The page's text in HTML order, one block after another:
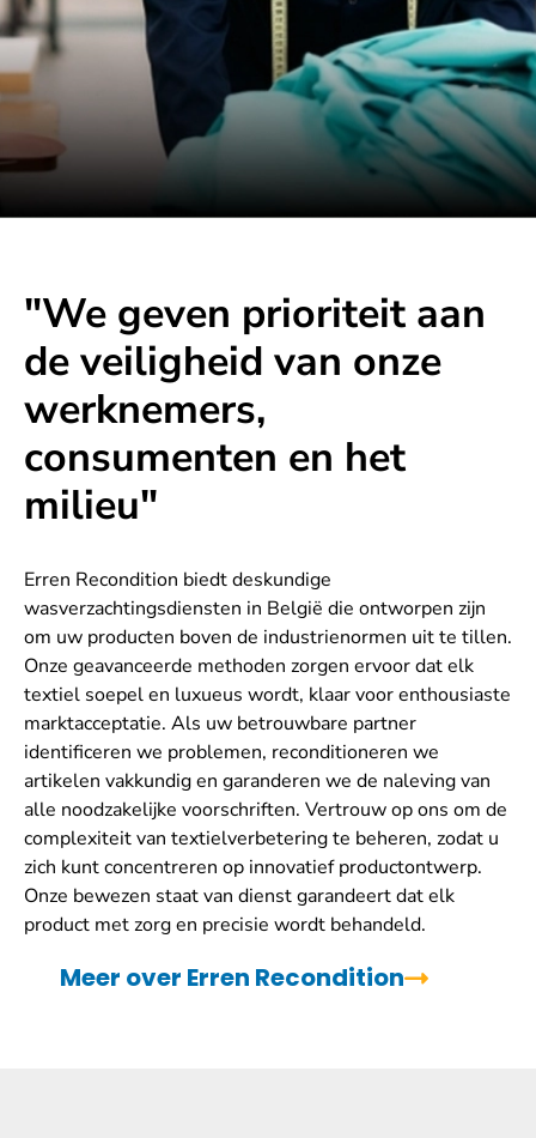
"We geven prioriteit aan
de veiligheid van onze
werknemers,
consumenten en het
milieu"
Erren Recondition biedt deskundige
wasverzachtingsdiensten in België die ontworpen zijn
om uw producten boven de industrienormen uit te tillen.
Onze geavanceerde methoden zorgen ervoor dat elk
textiel soepel en luxueus wordt, klaar voor enthousiaste
marktacceptatie. Als uw betrouwbare partner
identificeren we problemen, reconditioneren we
artikelen vakkundig en garanderen we de naleving van
alle noodzakelijke voorschriften. Vertrouw op ons om de
complexiteit van textielverbetering te beheren, zodat u
zich kunt concentreren op innovatief productontwerp.
Onze bewezen staat van dienst garandeert dat elk
product met zorg en precisie wordt behandeld.
Meer over Erren Recondition